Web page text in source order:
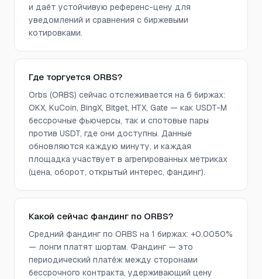
и даёт устойчивую референс-цену для
уведомлений и сравнения с биржевыми
котировками.
Где торгуется ORBS?
Orbs (ORBS) сейчас отслеживается на 6 биржах:
OKX, KuCoin, BingX, Bitget, HTX, Gate — как USDT-M
бессрочные фьючерсы, так и спотовые пары
против USDT, где они доступны. Данные
обновляются каждую минуту, и каждая
площадка участвует в агрегированных метриках
(цена, оборот, открытый интерес, фандинг).
Какой сейчас фандинг по ORBS?
Средний фандинг по ORBS на 1 биржах: +0.0050%
— лонги платят шортам. Фандинг — это
периодический платёж между сторонами
бессрочного контракта, удерживающий цену